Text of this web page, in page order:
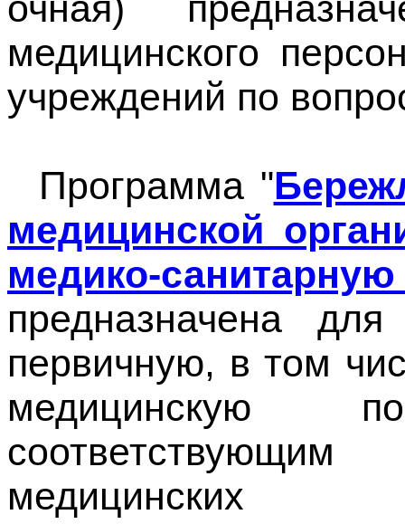
медицинского
учреждений по
Программа "
медицинской
медико-
предназначена
первичную, в том
медицинскую
медицинских